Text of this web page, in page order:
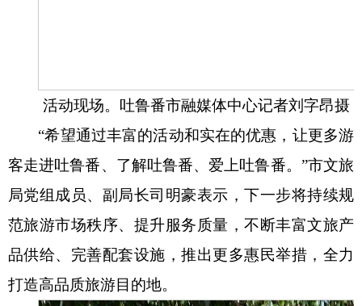
活动现场。吐鲁番市融媒体中心记者刘字昂摄
“希望通过丰富的活动和实在的优惠，让更多游
客走进吐鲁番、了解吐鲁番、爱上吐鲁番。”市文旅
局党组成员、副局长司明豪表示，下一步将持续规
范旅游市场秩序、提升服务质量，不断丰富文旅产
品供给、完善配套设施，推出更多惠民举措，全力
打造高品质旅游目的地。